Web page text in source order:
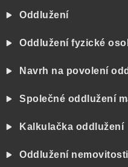
Oddlužení
Oddlužení fyzické
Navrh na povolení
Společné oddlužení
Kalkulačka oddlužení
Oddlužení nemovitosti